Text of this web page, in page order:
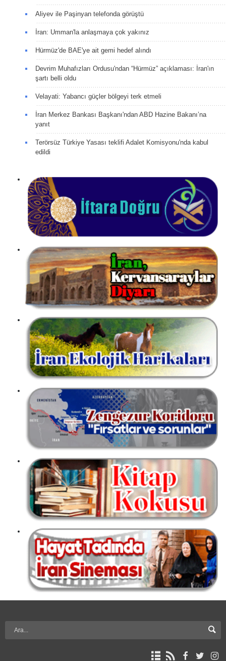
Aliyev ile Paşinyan telefonda görüştü
İran: Umman'la anlaşmaya çok yakınız
Hürmüz'de BAE'ye ait gemi hedef alındı
Devrim Muhafızları Ordusu'ndan “Hürmüz” açıklaması: İran'ın
şartı belli oldu
Velayati: Yabancı güçler bölgeyi terk etmeli
İran Merkez Bankası Başkanı'ndan ABD Hazine Bakanı’na
yanıt
Terörsüz Türkiye Yasası teklifi Adalet Komisyonu'nda kabul
edildi